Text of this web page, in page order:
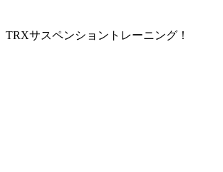
TRXサスペンショントレーニング！